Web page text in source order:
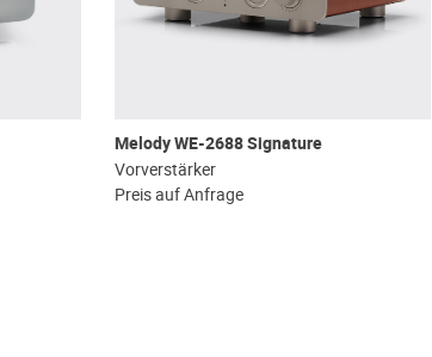
Melody WE-2688 Signature
Vorverstärker
Preis auf Anfrage